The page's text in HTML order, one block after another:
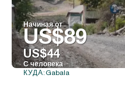
Начиная от
US$89
US$44
С человека
КУДА: Gabala